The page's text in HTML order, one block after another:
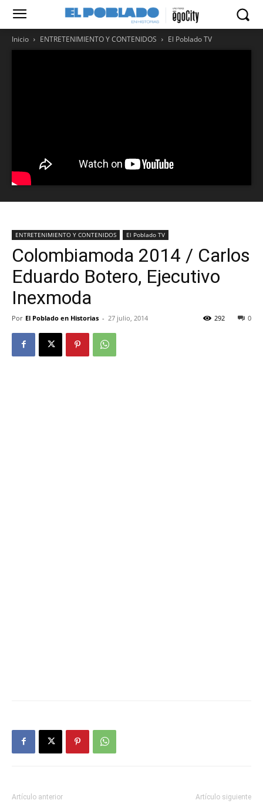
Inicio ENTRETENIMIENTO Y CONTENIDOS El Poblado TV
ENTRETENIMIENTO Y CONTENIDOS El Poblado TV
Colombiamoda 2014 / Carlos
Eduardo Botero, Ejecutivo
Inexmoda
Por El Poblado en Historias - 27 julio, 2014 0
292
Artículo anterior Artículo siguiente